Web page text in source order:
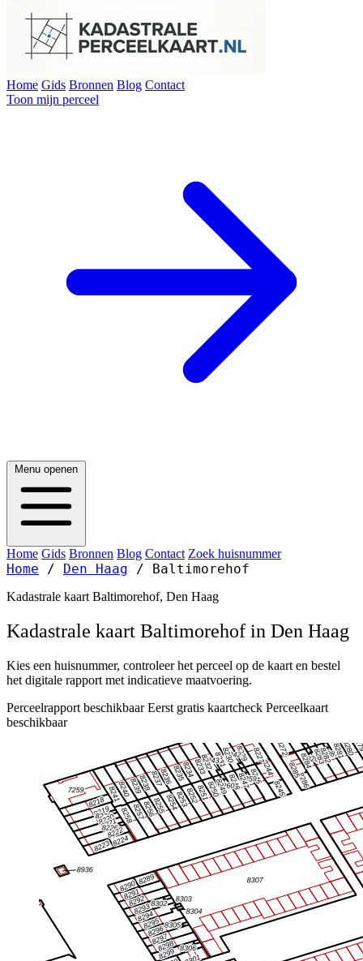
Home Gids Bronnen Blog Contact
Toon mijn perceel
Menu openen
Home Gids Bronnen Blog Contact Zoek huisnummer
Home / Den Haag / Baltimorehof
Kadastrale kaart Baltimorehof, Den Haag
Kadastrale kaart Baltimorehof in Den Haag
Kies een huisnummer, controleer het perceel op de kaart en bestel
het digitale rapport met indicatieve maatvoering.
Perceelrapport beschikbaar Eerst gratis kaartcheck Perceelkaart
beschikbaar